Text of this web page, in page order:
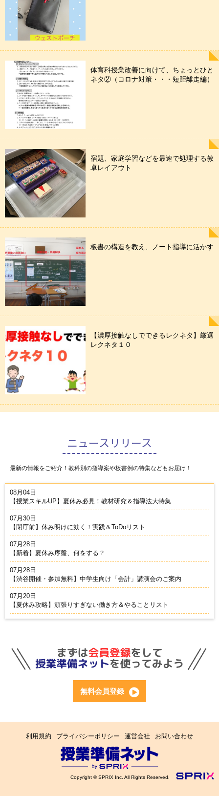
体育科授業改善に向けて、ちょっとひと
ネタ②（コロナ対策・・・短距離走編）
宿題、家庭学習などを最速で処理する教
卓レイアウト
板書の構造を教え、ノート指導に活かす
【濃厚接触なしでできるレクネタ】厳選
レクネタ１０
ニュースリリース
最新の情報をご紹介！教科別の指導案や板書例の特集などもお届け！
08月04日
【授業スキルUP】夏休み必見！教材研究＆指導法大特集
07月30日
【閉庁前】休み明けに効く！実践＆ToDoリスト
07月28日
【新着】夏休み序盤、何をする？
07月28日
【渋谷開催・参加無料】中学生向け「会計」講演会のご案内
07月20日
【夏休み攻略】頑張りすぎない働き方＆やることリスト
無料会員登録
利用規約 プライバシーポリシー 運営会社 お問い合わせ
Copyright © SPRIX Inc. All Rights Reserved.